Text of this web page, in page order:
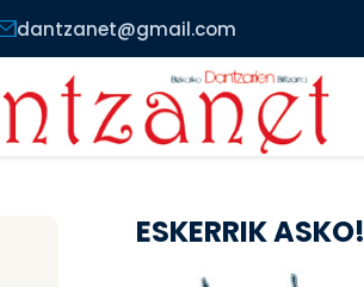
dantzanet@gmail.com
ESKERRIK ASKO!